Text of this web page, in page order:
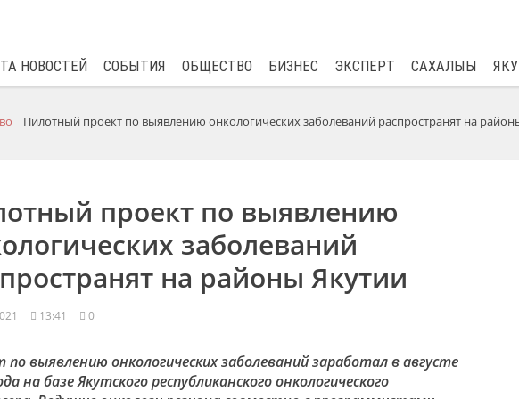
НОВОСТЕЙ СОБЫТИЯ ОБЩЕСТВО БИЗНЕС ЭКСПЕРТ САХАЛЫЫ
Пилотный проект по выявлению онкологических заболеваний распространят на
проект по выявлению
заболеваний
на районы Якутии
13:41 0
по выявлению онкологических заболеваний заработал в августе
на базе Якутского республиканского онкологического